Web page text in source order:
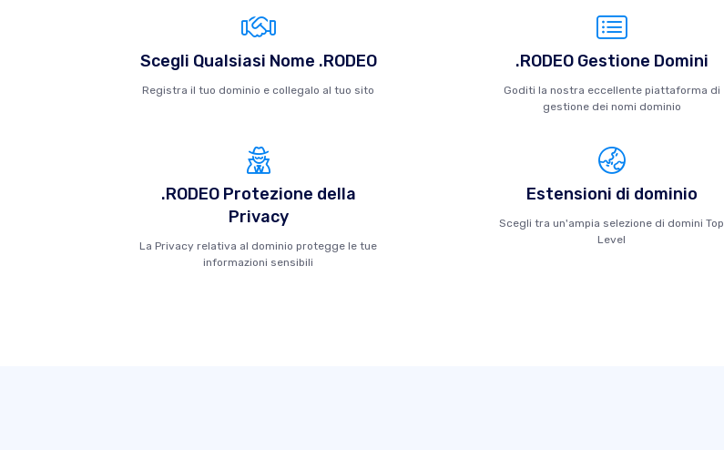
Scegli Qualsiasi Nome .RODEO
Registra il tuo dominio e collegalo al tuo sito
.RODEO Gestione Domini
Goditi la nostra eccellente piattaforma di
gestione dei nomi dominio
.RODEO Protezione della
Privacy
La Privacy relativa al dominio protegge le tue
informazioni sensibili
Estensioni di dominio
Scegli tra un'ampia selezione di domini Top
Level